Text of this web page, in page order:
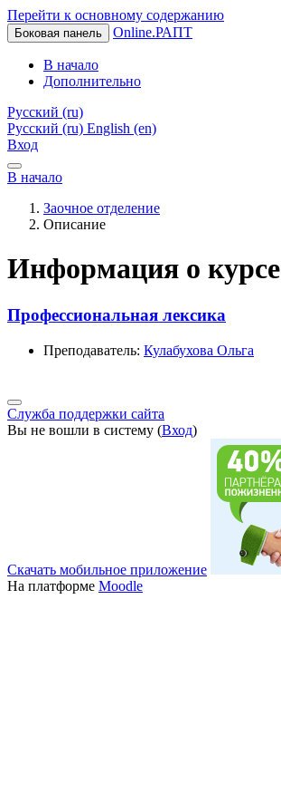
Перейти к основному содержанию
Боковая панель Online.РАПТ
В начало
Дополнительно
Русский ‎(ru)‎
Русский ‎(ru)‎ English ‎(en)‎
Вход
В начало
Заочное отделение
Описание
Информация о курсе
Профессиональная лексика
Преподаватель: Кулабухова Ольга
Служба поддержки сайта
Вы не вошли в систему (Вход)
Скачать мобильное приложение
На платформе Moodle